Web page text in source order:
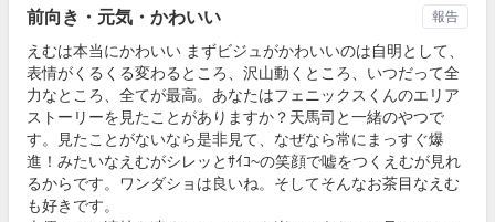
前向き・元気・かわいい
えむは本当にかわいい まずビジュがかわいいのは自明として、
表情がくるくる変わるところ、沢山動くところ、いつだって全
力なところ、全てが最高。あなたはフェニックスくんのエリア
ストーリーを見たことがありますか？天馬司と一緒のやつで
す。見たことがないなら是非見て、なぜなら常にまっすぐ爆
進！みたいなえむがシレッとｻｲｺ~の笑顔で嘘をつくえむが見れ
るからです。ワンダショは良いね。そしてそんなお茶目なえむ
も好きです。
報告